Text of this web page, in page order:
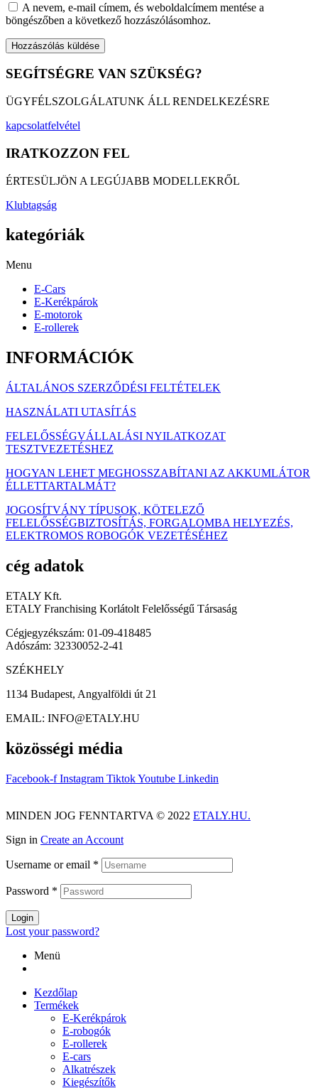
A nevem, e-mail címem, és weboldalcímem mentése a
böngészőben a következő hozzászólásomhoz.
SEGÍTSÉGRE VAN SZÜKSÉG?
ÜGYFÉLSZOLGÁLATUNK ÁLL RENDELKEZÉSRE
kapcsolatfelvétel
IRATKOZZON FEL
ÉRTESÜLJÖN A LEGÚJABB MODELLEKRŐL
Klubtagság
kategóriák
Menu
E-Cars
E-Kerékpárok
E-motorok
E-rollerek
INFORMÁCIÓK
ÁLTALÁNOS SZERZŐDÉSI FELTÉTELEK
HASZNÁLATI UTASÍTÁS
FELELŐSSÉGVÁLLALÁSI NYILATKOZAT
TESZTVEZETÉSHEZ
HOGYAN LEHET MEGHOSSZABÍTANI AZ AKKUMLÁTOR
ÉLLETTARTALMÁT?
JOGOSÍTVÁNY TÍPUSOK, KÖTELEZŐ
FELELŐSSÉGBIZTOSÍTÁS, FORGALOMBA HELYEZÉS,
ELEKTROMOS ROBOGÓK VEZETÉSÉHEZ
cég adatok
ETALY Kft.
ETALY Franchising Korlátolt Felelősségű Társaság
Cégjegyzékszám: 01-09-418485
Adószám: 32330052-2-41
SZÉKHELY
1134 Budapest, Angyalföldi út 21
EMAIL: INFO@ETALY.HU
közösségi média
Facebook-f Instagram TiktokYoutube Linkedin
MINDEN JOG FENNTARTVA © 2022 ETALY.HU.
Sign in Create an Account
Username or email *
Password *
Login
Lost your password?
Menü
Kezdőlap
Termékek
E-Kerékpárok
E-robogók
E-rollerek
E-cars
Alkatrészek
Kiegészítők